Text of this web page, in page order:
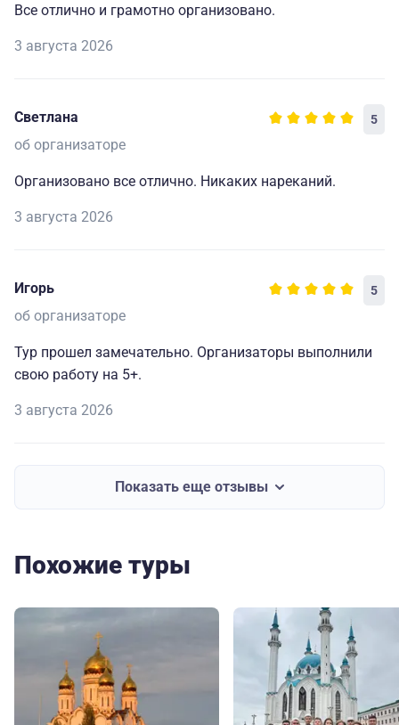
Все отлично и грамотно организовано.
3 августа 2026
Светлана 5
об организаторе
Организовано все отлично. Никаких нареканий.
3 августа 2026
Игорь 5
об организаторе
Тур прошел замечательно. Организаторы выполнили
свою работу на 5+.
3 августа 2026
Показать еще отзывы
Похожие туры